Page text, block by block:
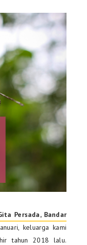
Persada, Bandar
keluarga kami
tahun 2018 lalu.